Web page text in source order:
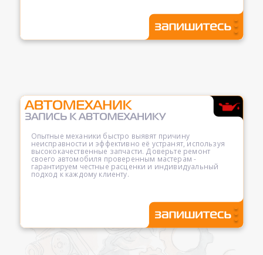
Опытные механики быстро выявят причину
неисправности и эффективно её устранят, используя
высококачественные запчасти. Доверьте ремонт
своего автомобиля проверенным мастерам -
гарантируем честные расценки и индивидуальный
подход к каждому клиенту.